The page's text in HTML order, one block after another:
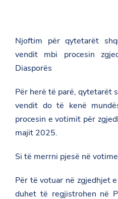
Njoftim për qytetarët
vendit mbi procesin
Diasporës
Për herë të parë, qytetarët
vendit do të kenë
procesin e votimit për
majit 2025.
Si të merrni pjesë në
Për të votuar në zgjedhjet
duhet të regjistrohen në